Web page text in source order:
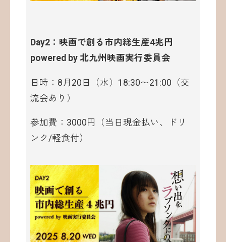
Day2：映画で創る市内総生産4兆円
powered by 北九州映画実行委員会
日時：8月20日（水）18:30〜21:00（交
流会あり）
参加費：3000円（当日現金払い、ドリ
ンク/軽食付）